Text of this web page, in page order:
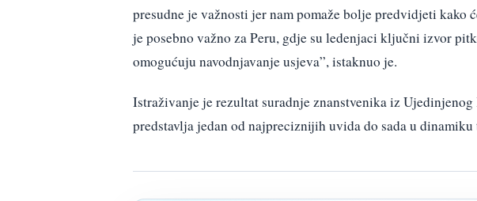
presudne je važnosti jer nam pomaže bolje predvidjeti kako
je posebno važno za Peru, gdje su ledenjaci ključni izvor
omogućuju navodnjavanje usjeva”, istaknuo je.
Istraživanje je rezultat suradnje znanstvenika iz
predstavlja jedan od najpreciznijih uvida do sada u